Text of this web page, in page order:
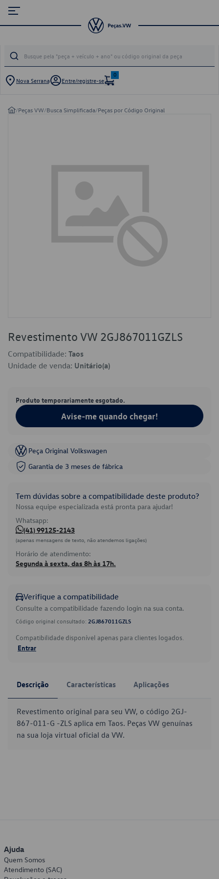
Nova Serrana Entre/registre-se
0
/Peças VW/Busca Simplificada/Peças por Código Original
Revestimento VW 2GJ867011GZLS
Compatibilidade: Taos
Unidade de venda: Unitário(a)
Produto temporariamente esgotado.
Avise-me quando chegar!
Peça Original Volkswagen
Garantia de 3 meses de fábrica
Tem dúvidas sobre a compatibilidade deste produto?
Nossa equipe especializada está pronta para ajudar!
Whatsapp:
(41) 99125-2143
(apenas mensagens de texto, não atendemos ligações)
Horário de atendimento:
Segunda à sexta, das 8h às 17h.
Verifique a compatibilidade
Consulte a compatibilidade fazendo login na sua conta.
Código original consultado: 2GJ867011GZLS
Compatibilidade disponível apenas para clientes logados.
Entrar
Descrição Características Aplicações
Revestimento original para seu VW, o código 2GJ-
867-011-G -ZLS aplica em Taos. Peças VW genuínas
na sua loja virtual oficial da VW.
Ajuda
Quem Somos
Atendimento (SAC)